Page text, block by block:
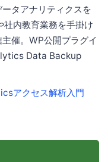
タアナリティクスを
内教育業務を手掛け
催。WP公開プラグイ
Data Backup
アクセス解析入門